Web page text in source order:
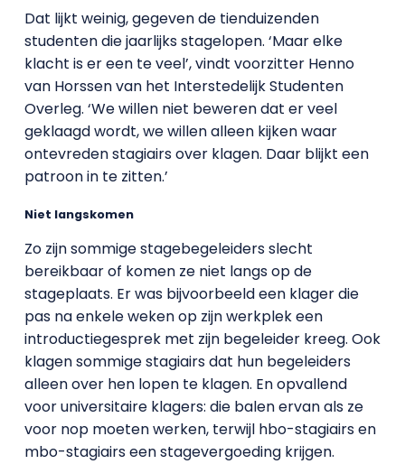
Dat lijkt weinig, gegeven de tienduizenden
studenten die jaarlijks stagelopen. ‘Maar elke
klacht is er een te veel’, vindt voorzitter Henno
van Horssen van het Interstedelijk Studenten
Overleg. ‘We willen niet beweren dat er veel
geklaagd wordt, we willen alleen kijken waar
ontevreden stagiairs over klagen. Daar blijkt een
patroon in te zitten.’
Niet langskomen
Zo zijn sommige stagebegeleiders slecht
bereikbaar of komen ze niet langs op de
stageplaats. Er was bijvoorbeeld een klager die
pas na enkele weken op zijn werkplek een
introductiegesprek met zijn begeleider kreeg. Ook
klagen sommige stagiairs dat hun begeleiders
alleen over hen lopen te klagen. En opvallend
voor universitaire klagers: die balen ervan als ze
voor nop moeten werken, terwijl hbo-stagiairs en
mbo-stagiairs een stagevergoeding krijgen.